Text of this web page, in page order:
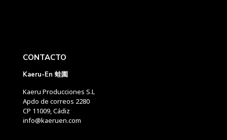
CONTACTO
Kaeru-En 蛙園
Kaeru Producciones S.L
Apdo de correos 2280
CP 11009, Cádiz
info@kaeruen.com